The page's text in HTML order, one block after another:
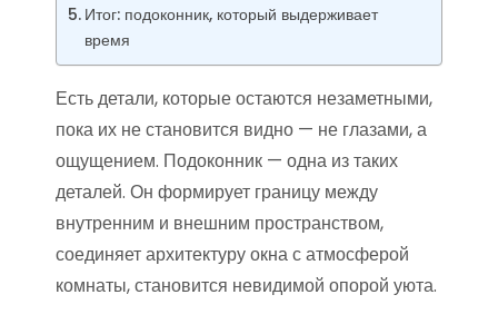
Итог: подоконник, который выдерживает
время
Есть детали, которые остаются незаметными,
пока их не становится видно — не глазами, а
ощущением. Подоконник — одна из таких
деталей. Он формирует границу между
внутренним и внешним пространством,
соединяет архитектуру окна с атмосферой
комнаты, становится невидимой опорой уюта.